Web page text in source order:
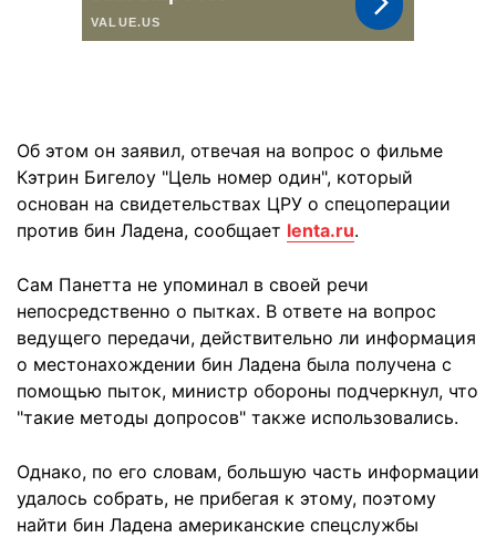
Об этом он заявил, отвечая на вопрос о фильме
Кэтрин Бигелоу "Цель номер один", который
основан на свидетельствах ЦРУ о спецоперации
против бин Ладена, сообщает lenta.ru.
Сам Панетта не упоминал в своей речи
непосредственно о пытках. В ответе на вопрос
ведущего передачи, действительно ли информация
о местонахождении бин Ладена была получена с
помощью пыток, министр обороны подчеркнул, что
"такие методы допросов" также использовались.
Однако, по его словам, большую часть информации
удалось собрать, не прибегая к этому, поэтому
найти бин Ладена американские спецслужбы